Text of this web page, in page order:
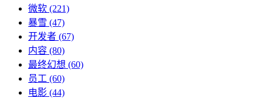
微软 (221)
暴雪 (47)
开发者 (67)
内容 (80)
最终幻想 (60)
员工 (60)
电影 (44)